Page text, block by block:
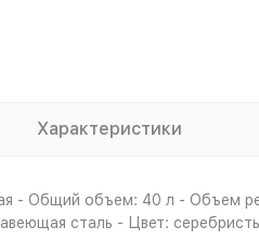
Характеристики
- Общий объем: 40 л - Объем
сталь - Цвет: